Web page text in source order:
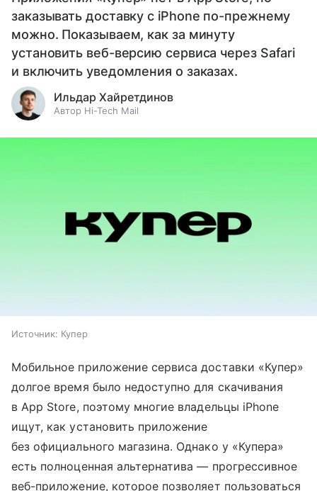
заказывать доставку с iPhone по-прежнему
можно. Показываем, как за минуту
установить веб-версию сервиса через Safari
и включить уведомления о заказах.
Ильдар Хайретдинов
Автор Hi-Tech Mail
Источник: Купер
Мобильное приложение сервиса доставки «Купер»
долгое время было недоступно для скачивания
в App Store, поэтому многие владельцы iPhone
ищут, как установить приложение
без официального магазина. Однако у «Купера»
есть полноценная альтернатива — прогрессивное
веб-приложение, которое позволяет пользоваться